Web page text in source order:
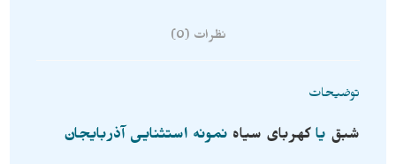
نظرات (0)
توضیحات
شبق یا کهربای سیاه نمونه استثنایی آذربایجان